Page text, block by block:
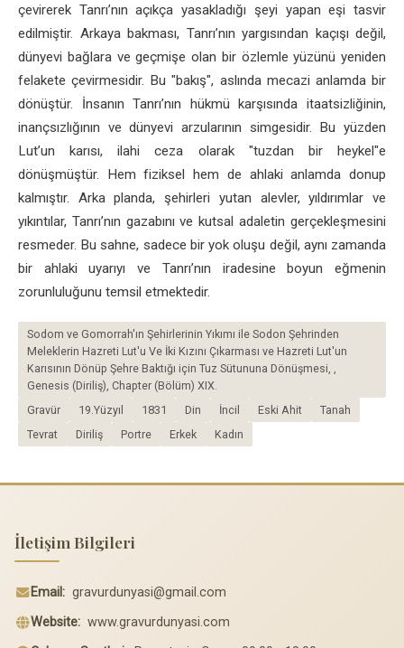
çevirerek Tanrı’nın açıkça yasakladığı şeyi yapan eşi tasvir
edilmiştir. Arkaya bakması, Tanrı’nın yargısından kaçışı değil,
dünyevi bağlara ve geçmişe olan bir özlemle yüzünü yeniden
felakete çevirmesidir. Bu "bakış", aslında mecazi anlamda bir
dönüştür. İnsanın Tanrı’nın hükmü karşısında itaatsizliğinin,
inançsızlığının ve dünyevi arzularının simgesidir. Bu yüzden
Lut’un karısı, ilahi ceza olarak "tuzdan bir heykel"e
dönüşmüştür. Hem fiziksel hem de ahlaki anlamda donup
kalmıştır. Arka planda, şehirleri yutan alevler, yıldırımlar ve
yıkıntılar, Tanrı’nın gazabını ve kutsal adaletin gerçekleşmesini
resmeder. Bu sahne, sadece bir yok oluşu değil, aynı zamanda
bir ahlaki uyarıyı ve Tanrı’nın iradesine boyun eğmenin
zorunluluğunu temsil etmektedir.
Sodom ve Gomorrah'ın Şehirlerinin Yıkımı ile Sodon Şehrinden
Meleklerin Hazreti Lut'u Ve İki Kızını Çıkarması ve Hazreti Lut'un
Karısının Dönüp Şehre Baktığı için Tuz Sütununa Dönüşmesi, ,
Genesis (Diriliş), Chapter (Bölüm) XIX.
Gravür
19.Yüzyıl 1831 Din İncil Eski Ahit
Tanah
Tevrat
Diriliş Portre Erkek Kadın
İletişim Bilgileri
Email: gravurdunyasi@gmail.com
Website: www.gravurdunyasi.com